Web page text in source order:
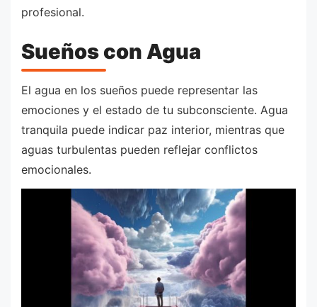
profesional.
Sueños con Agua
El agua en los sueños puede representar las
emociones y el estado de tu subconsciente. Agua
tranquila puede indicar paz interior, mientras que
aguas turbulentas pueden reflejar conflictos
emocionales.